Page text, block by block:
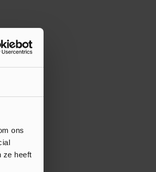
ons
ze heeft